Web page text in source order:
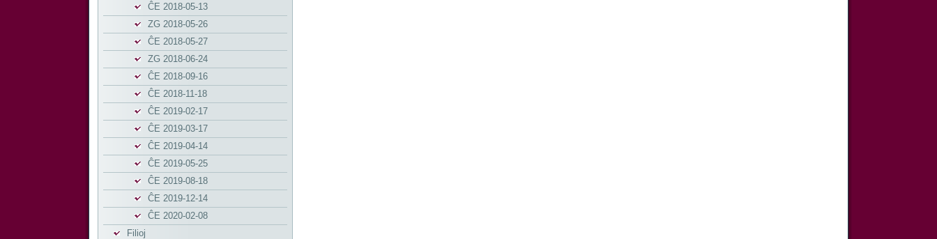
ĈE 2018-05-13
ZG 2018-05-26
ĈE 2018-05-27
ZG 2018-06-24
ĈE 2018-09-16
ĈE 2018-11-18
ĈE 2019-02-17
ĈE 2019-03-17
ĈE 2019-04-14
ĈE 2019-05-25
ĈE 2019-08-18
ĈE 2019-12-14
ĈE 2020-02-08
Filioj